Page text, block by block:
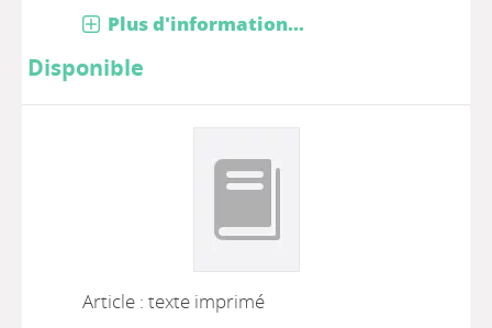
Plus d'information...
Disponible
Article : texte imprimé